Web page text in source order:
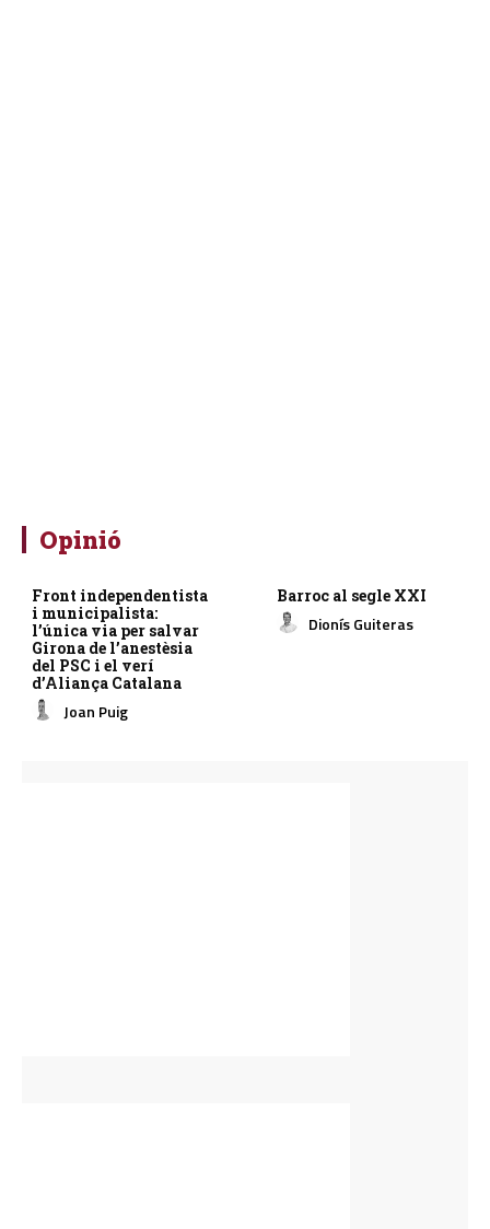
Opinió
Front independentista
i municipalista:
l’única via per salvar
Girona de l’anestèsia
del PSC i el verí
d’Aliança Catalana
Joan Puig
Barroc al segle XXI
Dionís Guiteras